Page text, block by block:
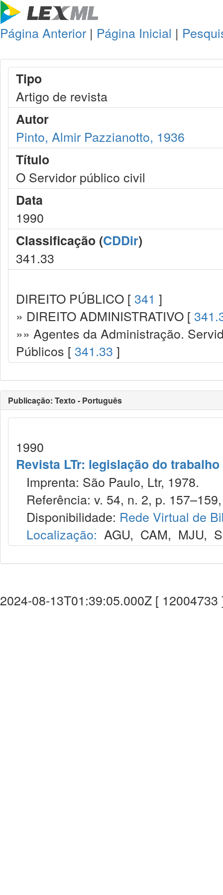
Página Anterior | Página Inicial |
Tipo
Artigo de revista
Autor
Pinto, Almir Pazzianotto, 1936
Título
O Servidor público civil
Data
1990
Classificação (CDDir)
341.33
DIREITO PÚBLICO [ 341 ]
» DIREITO ADMINISTRATIVO [
»» Agentes da Administração.
Públicos [ 341.33 ]
Publicação: Texto - Português
1990
Revista LTr: legislação do trabalho
Imprenta: São Paulo, Ltr, 1978.
Referência: v. 54, n. 2, p.
Disponibilidade: Rede Virtual de
Localização: AGU, CAM, MJU,
2024-08-13T01:39:05.000Z [ 12004733